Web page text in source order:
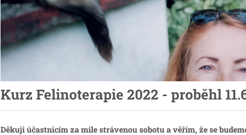
Kurz Felinoterapie 2022 - proběhl
Děkuji účastnicím za mile strávenou sobotu a věřím, že se